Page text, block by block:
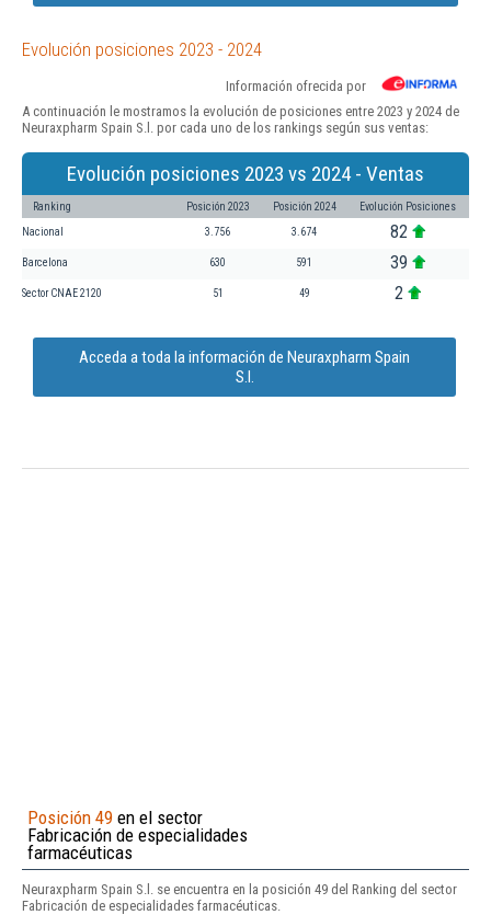
Evolución posiciones 2023 - 2024
Información ofrecida por
A continuación le mostramos la evolución de posiciones entre 2023 y 2024 de
Neuraxpharm Spain S.l. por cada uno de los rankings según sus ventas:
Evolución posiciones 2023 vs 2024 - Ventas
Ranking Posición 2023 Posición 2024 Evolución Posiciones
Nacional 3.756 3.674 82
Barcelona 630 591 39
Sector CNAE 2120 51 49 2
Acceda a toda la información de Neuraxpharm Spain
S.l.
Posición 49 en el sector
Fabricación de especialidades
farmacéuticas
Neuraxpharm Spain S.l. se encuentra en la posición 49 del Ranking del sector
Fabricación de especialidades farmacéuticas.